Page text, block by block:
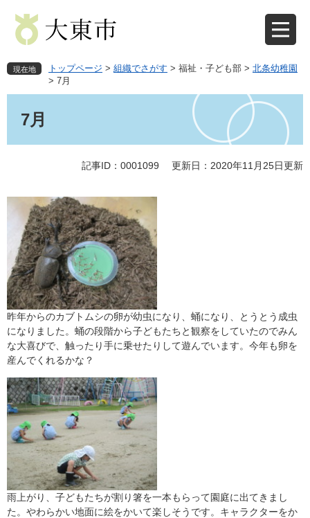
先
で
を
ば
現在地 トップページ > 組織でさがす > 福祉・子ども部 > 北条幼稚園
> 7月
7月
記事ID：0001099 更新日：2020年11月25日更新
昨年からのカブトムシの卵が幼虫になり、蛹になり、とうとう成虫
になりました。蛹の段階から子どもたちと観察をしていたのでみん
な大喜びで、触ったり手に乗せたりして遊んでいます。今年も卵を
産んでくれるかな？
雨上がり、子どもたちが割り箸を一本もらって園庭に出てきまし
た。やわらかい地面に絵をかいて楽しそうです。キャラクターをか